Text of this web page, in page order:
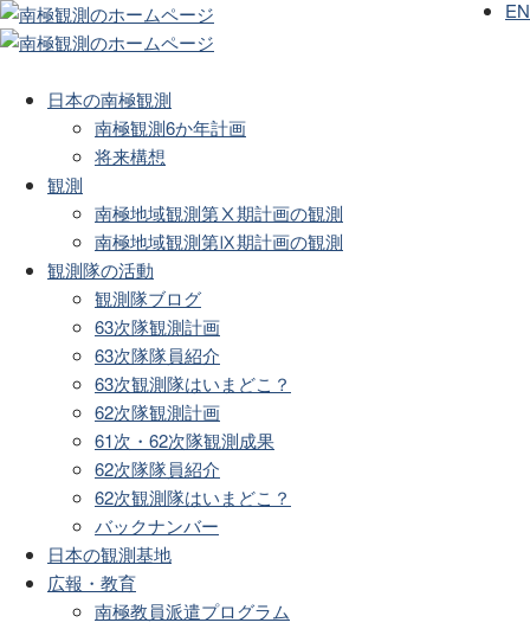
日本の南極観測
南極観測6か年計画
将来構想
観測
南極地域観測第Ⅹ期計画の観測
南極地域観測第Ⅸ期計画の観測
観測隊の活動
観測隊ブログ
63次隊観測計画
63次隊隊員紹介
63次観測隊はいまどこ？
62次隊観測計画
61次・62次隊観測成果
62次隊隊員紹介
62次観測隊はいまどこ？
バックナンバー
日本の観測基地
広報・教育
南極教員派遣プログラム
EN